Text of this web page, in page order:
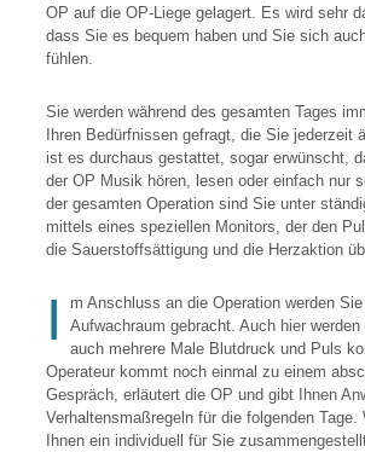
OP auf die OP-Liege gelagert. Es wird sehr
dass Sie es bequem haben und Sie sich
fühlen.
Sie werden während des gesamten Tages
Ihren Bedürfnissen gefragt, die Sie jederzeit
ist es durchaus gestattet, sogar erwünscht,
der OP Musik hören, lesen oder einfach nur
der gesamten Operation sind Sie unter
mittels eines speziellen Monitors, der den
die Sauerstoffsättigung und die Herzaktion
I
m Anschluss an die Operation werden
Aufwachraum gebracht. Auch hier
auch mehrere Male Blutdruck und Puls
Operateur kommt noch einmal zu einem
Gespräch, erläutert die OP und gibt Ihnen
Verhaltensmaßregeln für die folgenden Tage.
Ihnen ein individuell für Sie